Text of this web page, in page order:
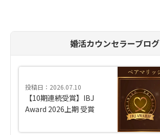
婚活カウンセラーブログ
投稿日：2026.07.10
【10期連続受賞】IBJ
Award 2026上期 受賞